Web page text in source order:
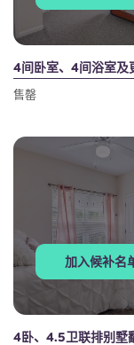
4间卧室、4间浴室及
售罄
加入候补名
4卧、4.5卫联排别墅